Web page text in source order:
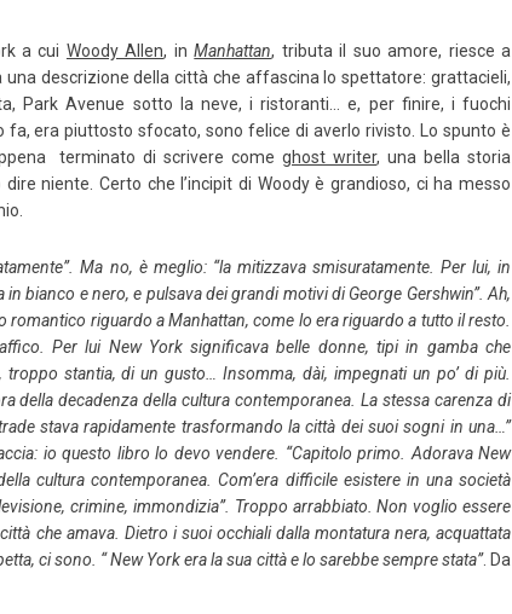
a cui Woody Allen, inManhattan, tributa il suo amore, riesce a
descrizione della città che affascina lo spettatore: grattacieli,
Park Avenue sotto la neve, i ristoranti… e, per finire, i fuochi
era piuttosto sfocato, sono felice di averlo rivisto. Lo spunto è
terminato di scrivere comeghost writer, una bella storia
niente. Certo che l’incipit di Woody è grandioso, ci ha messo
Ma no, è meglio: “la mitizzava smisuratamente. Per lui, in
bianco e nero, e pulsava dei grandi motivi di George Gershwin”. Ah,
riguardo a Manhattan, come lo era riguardo a tutto il resto.
Per lui New York significava belle donne, tipi in gamba che
stantia, di un gusto… Insomma, dài, impegnati un po’ di più.
della decadenza della cultura contemporanea. La stessa carenza di
stava rapidamente trasformando la città dei suoi sogni in una…”
io questo libro lo devo vendere. “Capitolo primo. Adorava New
cultura contemporanea. Com’era difficile esistere in una società
crimine, immondizia”. Troppo arrabbiato. Non voglio essere
che amava. Dietro i suoi occhiali dalla montatura nera, acquattata
ci sono. “ New York era la sua città e lo sarebbe sempre stata”. Da